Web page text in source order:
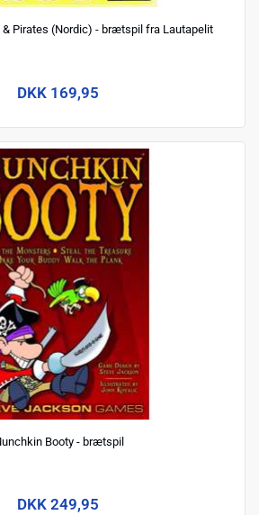
& Pirates (Nordic) - brætspil fra Lautapelit
DKK 169,95
Booty - brætspil
DKK 249,95